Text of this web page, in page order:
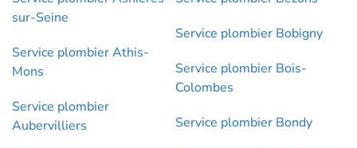
sur-Seine
Service plombier Athis-
Mons
Service plombier
Aubervilliers
Service plombier Bobigny
Service plombier Bois-
Colombes
Service plombier Bondy